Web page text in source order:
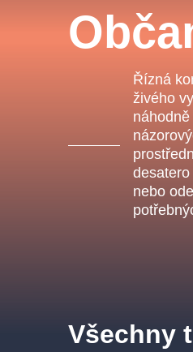
Řízná
živého
nebo
Všechny